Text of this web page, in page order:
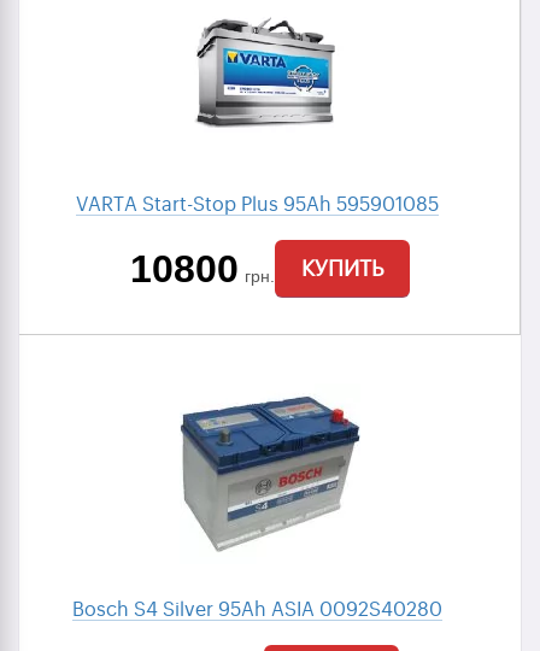
VARTA Start-Stop Plus 95Ah 595901085
10800 грн. КУПИТЬ
Bosch S4 Silver 95Ah ASIA 0092S40280